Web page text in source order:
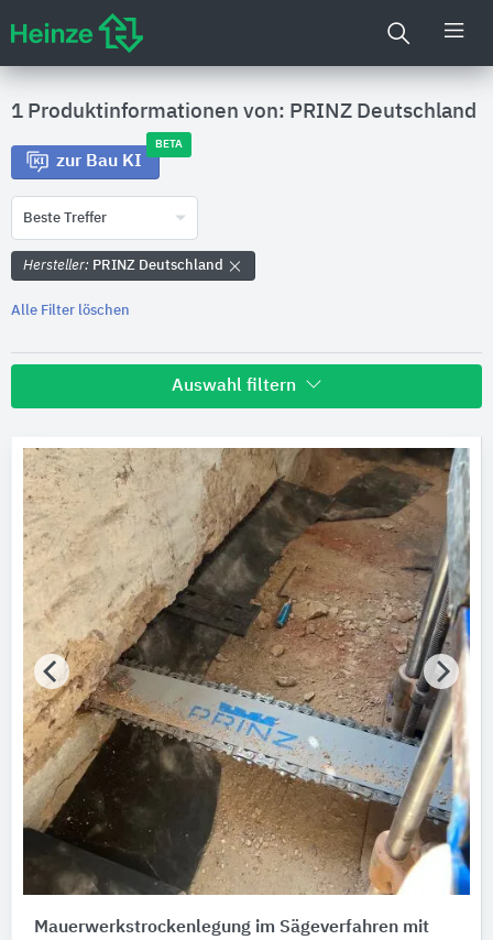
1 Produktinformationen von: PRINZ Deutschland
zur Bau KI
BETA
Beste Treffer
Hersteller: PRINZ Deutschland
Alle Filter löschen
Auswahl filtern
PRINZ Deutschland
Bauen im Bestand
Bitte auswählen
Produktkategorie
Bau-Werkzeuge 1
Folie
Mauerwerkstrockenlegung im Sägeverfahren mit